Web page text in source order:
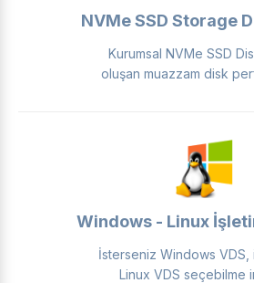
NVMe SSD Storage
Kurumsal NVMe SSD
oluşan muazzam disk
Windows - Linux
İsterseniz Windows VDS,
Linux VDS seçebilme